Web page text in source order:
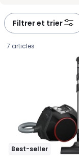
Filtrer et trier
7 articles
Best-seller